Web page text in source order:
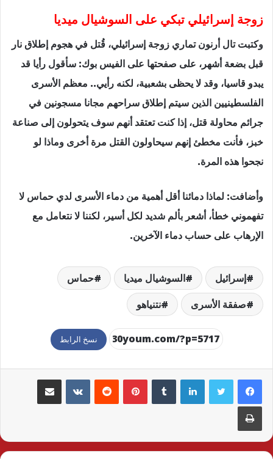
زوجة إسرائيلي تبكي على السوشيال ميديا
وكتبت تال أرنون تماري زوجة إسرائيلي، قُتل في هجوم إطلاق نار
قبل بضعة أشهر، على صفحتها على الفيس بوك: سأقول رأيا قد
يبدو قاسيا، وقد لا يحظى بشعبية، لكنه رأيي.. معظم الأسرى
الفلسطينيين الذين سيتم إطلاق سراحهم مجانا مسجونين في
جرائم محاولة قتل، إذا كنت تعتقد أنهم سوف يتحولون إلى صناعة
خبز، فأنت مخطئ إنهم سيحاولون القتل مرة أخرى وماذا لو
نجحوا هذه المرة.
وأضافت: لماذا دمائنا أقل أهمية من دماء الأسرى لدي حماس لا
تفهموني خطأ، أشعر بألم شديد لكل أسير، لكننا لا نتعامل مع
الإرهاب على حساب دماء الآخرين.
إسرائيل السوشيال ميديا
حماس
صفقة الأسرى
نتنياهو
نسخ الرابط
لينكدإن بينتيريست مشاركة عبر البريد
طباعة